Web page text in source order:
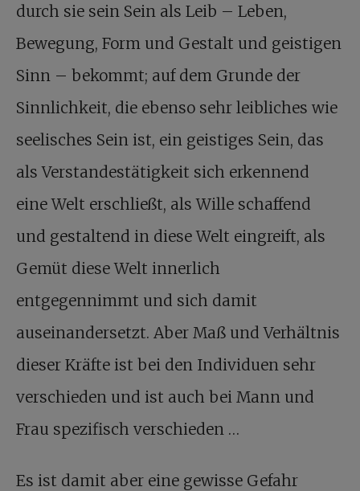
durch sie sein Sein als Leib – Leben,
Bewegung, Form und Gestalt und geistigen
Sinn – bekommt; auf dem Grunde der
Sinnlichkeit, die ebenso sehr leibliches wie
seelisches Sein ist, ein geistiges Sein, das
als Verstandestätigkeit sich erkennend
eine Welt erschließt, als Wille schaffend
und gestaltend in diese Welt eingreift, als
Gemüt diese Welt innerlich
entgegennimmt und sich damit
auseinandersetzt. Aber Maß und Verhältnis
dieser Kräfte ist bei den Individuen sehr
verschieden und ist auch bei Mann und
Frau spezifisch verschieden …
Es ist damit aber eine gewisse Gefahr